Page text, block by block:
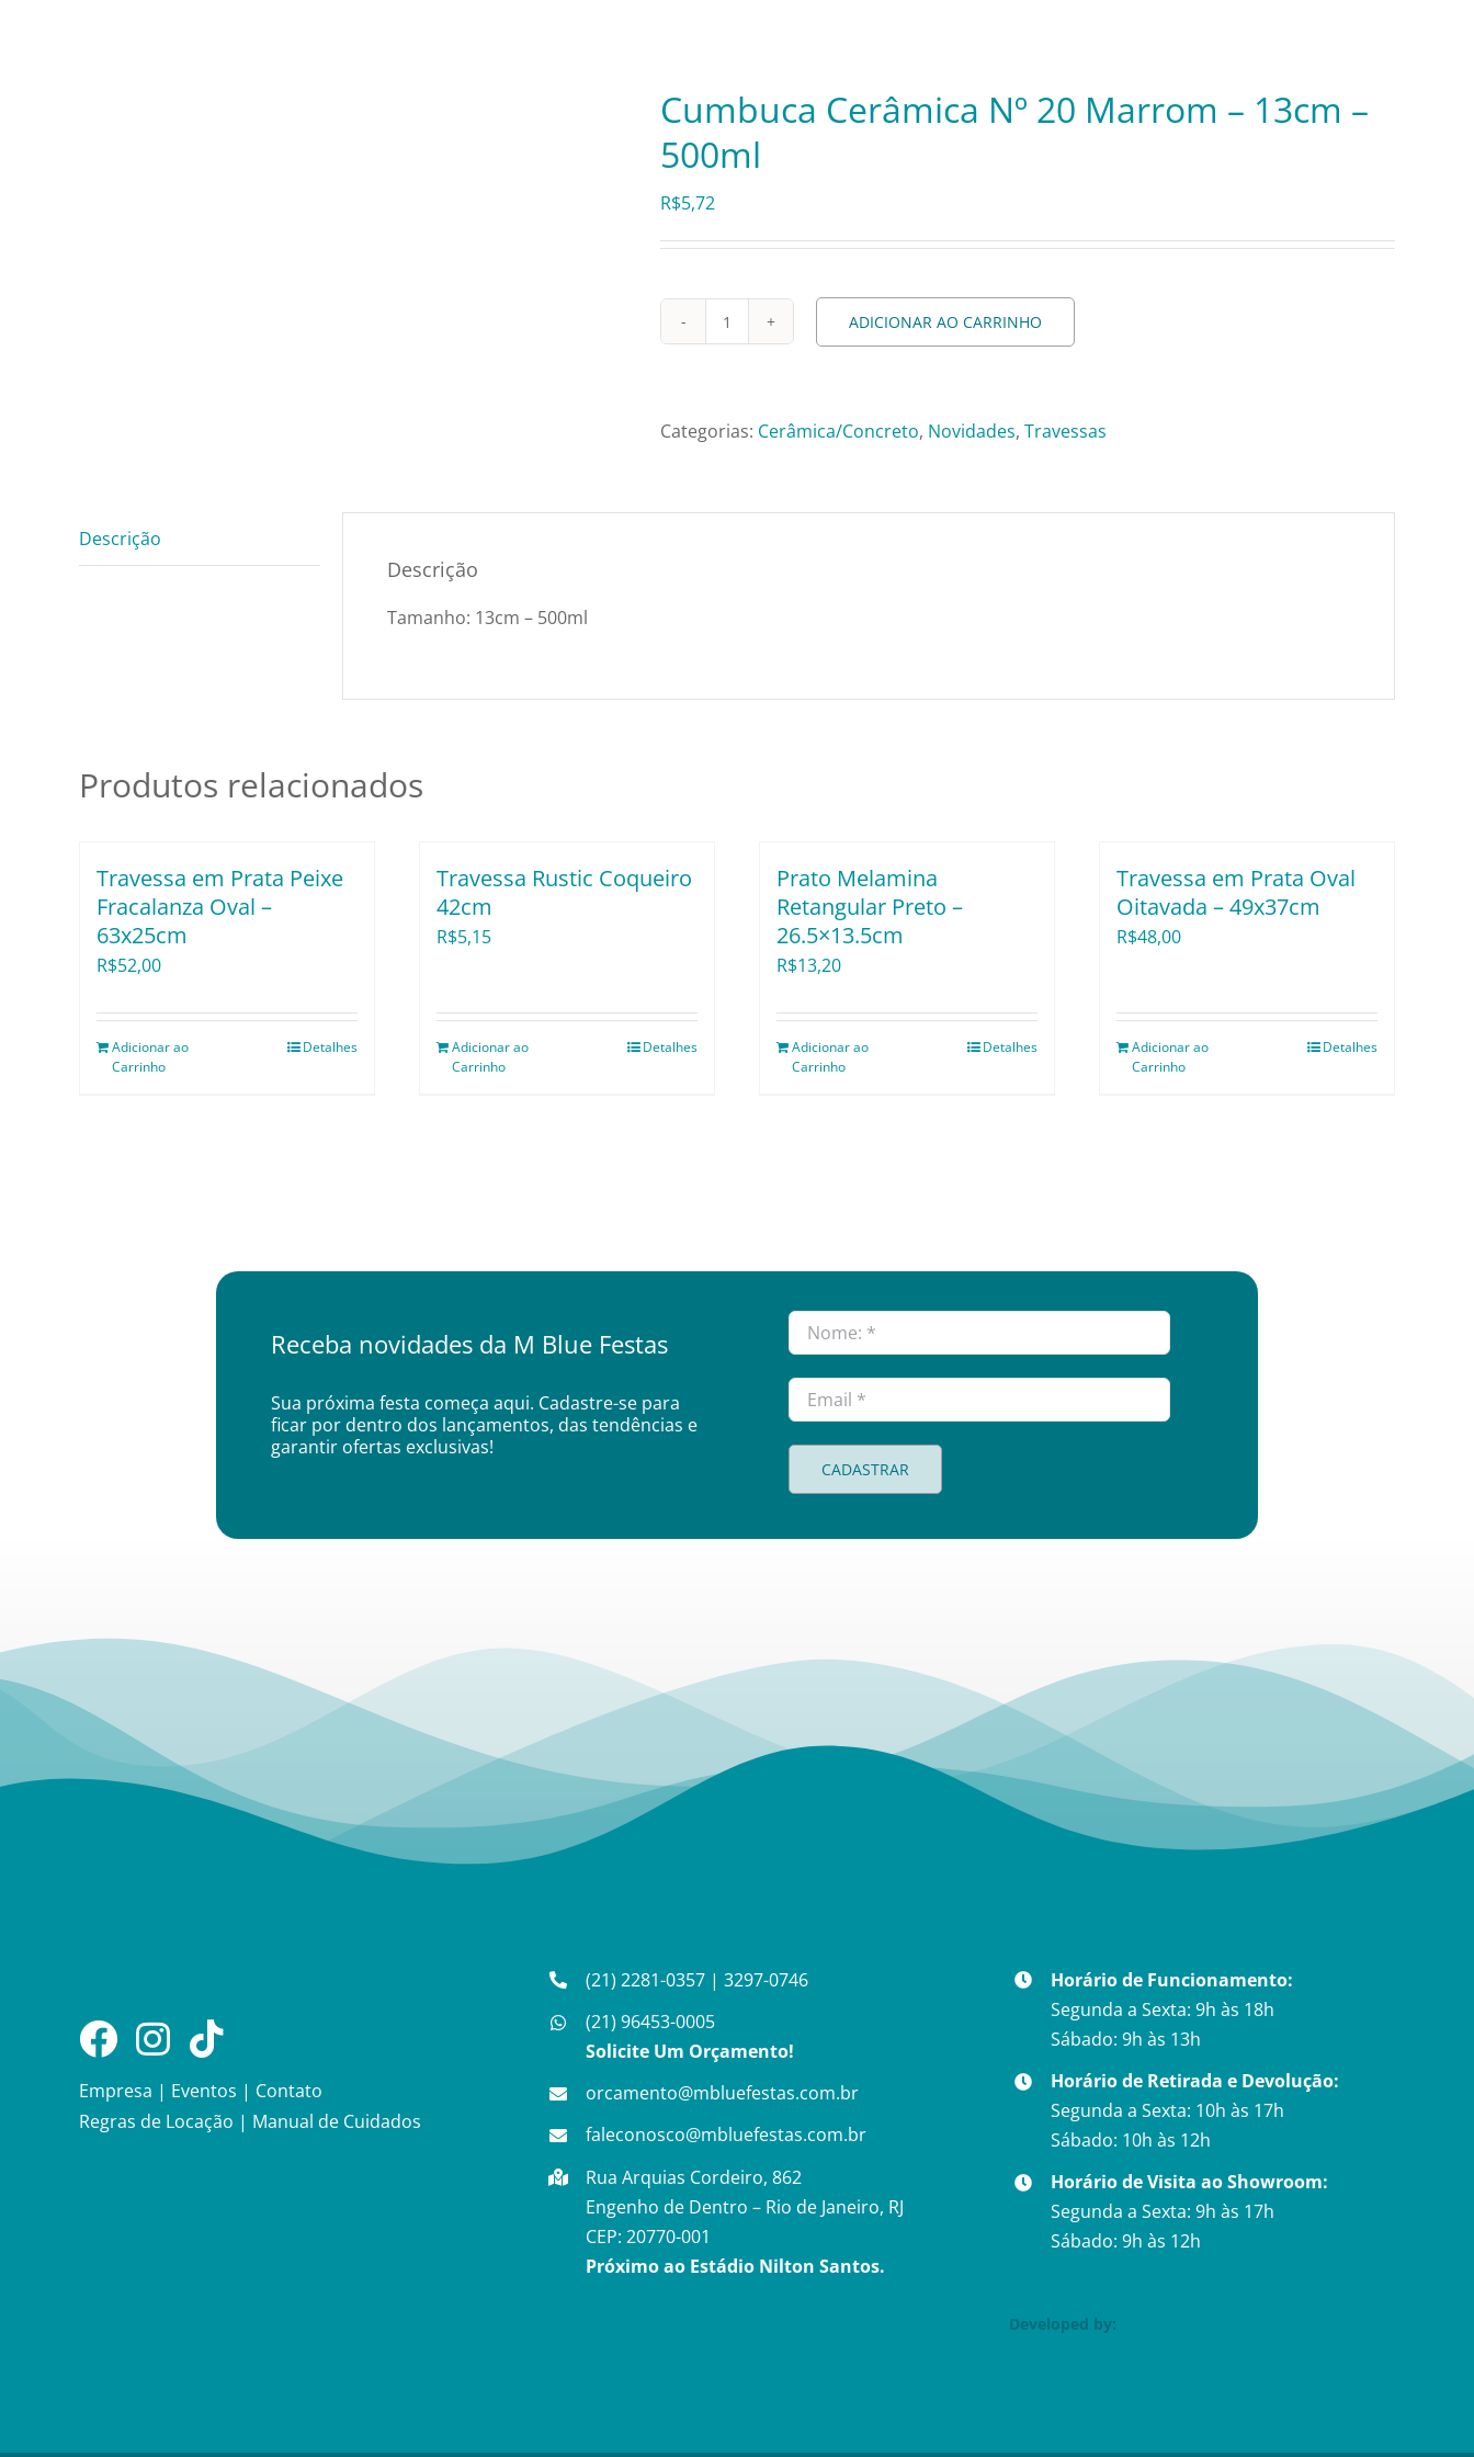
Cumbuca Cerâmica Nº 20 Marrom – 13cm –
500ml
R$5,72
Cumbuca
20
13cm
ADICIONAR AO CARRINHO
Categorias: Cerâmica/Concreto, Novidades, Travessas
Descrição
Descrição
Tamanho: 13cm – 500ml
Produtos relacionados
Travessa em Prata Peixe
Fracalanza Oval –
63x25cm
R$52,00
Adicionar ao
Carrinho
Detalhes
Travessa Rustic Coqueiro
42cm
R$5,15
Adicionar ao
Carrinho
Detalhes
Prato Melamina
Retangular Preto –
26.5×13.5cm
R$13,20
Adicionar ao
Carrinho
Detalhes
Travessa em Prata Oval
Oitavada – 49x37cm
R$48,00
Adicionar ao
Carrinho
Detalhes
Receba novidades da M Blue Festas
Sua próxima festa começa aqui. Cadastre-se para
ficar por dentro dos lançamentos, das tendências e
garantir ofertas exclusivas!
CADASTRAR
Empresa | Eventos | Contato
Regras de Locação | Manual de Cuidados
(21) 2281-0357 |3297-0746
(21) 96453-0005
Solicite Um Orçamento!
orcamento@mbluefestas.com.br
faleconosco@mbluefestas.com.br
Rua Arquias Cordeiro, 862
Engenho de Dentro – Rio de Janeiro, RJ
CEP: 20770-001
Próximo ao Estádio Nilton Santos.
Horário de Funcionamento:
Segunda a Sexta: 9h às 18h
Sábado: 9h às 13h
Horário de Retirada e Devolução:
Segunda a Sexta: 10h às 17h
Sábado: 10h às 12h
Horário de Visita ao Showroom:
Segunda a Sexta: 9h às 17h
Sábado: 9h às 12h
Developed by: